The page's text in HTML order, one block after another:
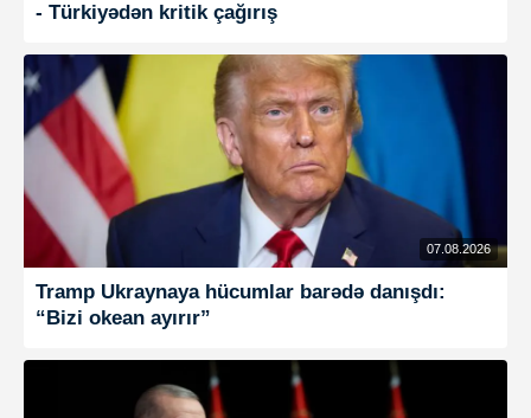
- Türkiyədən kritik çağırış
07.08.2026
Tramp Ukraynaya hücumlar barədə danışdı:
“Bizi okean ayırır”